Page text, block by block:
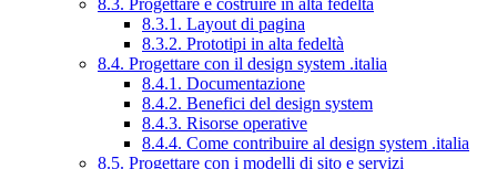
8.3. Progettare e costruire in alta fedeltà
8.3.1. Layout di pagina
8.3.2. Prototipi in alta fedeltà
8.4. Progettare con il design system .italia
8.4.1. Documentazione
8.4.2. Benefici del design system
8.4.3. Risorse operative
8.4.4. Come contribuire al design system .italia
8.5. Progettare con i modelli di sito e servizi